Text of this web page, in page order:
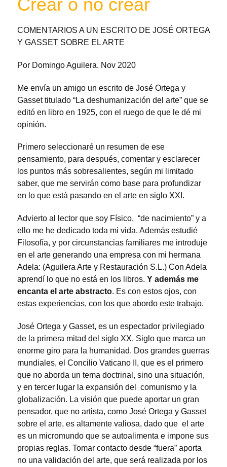
Crear o no crear
COMENTARIOS A UN ESCRITO DE JOSÉ ORTEGA
Y GASSET SOBRE EL ARTE
Por Domingo Aguilera. Nov 2020
Me envía un amigo un escrito de José Ortega y
Gasset titulado “La deshumanización del arte” que se
editó en libro en 1925, con el ruego de que le dé mi
opinión.
Primero seleccionaré un resumen de ese
pensamiento, para después, comentar y esclarecer
los puntos más sobresalientes, según mi limitado
saber, que me servirán como base para profundizar
en lo que está pasando en el arte en siglo XXI.
Advierto al lector que soy Físico, “de nacimiento” y a
ello me he dedicado toda mi vida. Además estudié
Filosofía, y por circunstancias familiares me introduje
en el arte generando una empresa con mi hermana
Adela: (Aguilera Arte y Restauración S.L.) Con Adela
aprendí lo que no está en los libros. Y además me
encanta el arte abstracto. Es con estos ojos, con
estas experiencias, con los que abordo este trabajo.
José Ortega y Gasset, es un espectador privilegiado
de la primera mitad del siglo XX. Siglo que marca un
enorme giro para la humanidad. Dos grandes guerras
mundiales, el Concilio Vaticano II, que es el primero
que no aborda un tema doctrinal, sino una situación,
y en tercer lugar la expansión del comunismo y la
globalización. La visión que puede aportar un gran
pensador, que no artista, como José Ortega y Gasset
sobre el arte, es altamente valiosa, dado que el arte
es un micromundo que se autoalimenta e impone sus
propias reglas. Tomar contacto desde “fuera” aporta
no una validación del arte, que será realizada por los